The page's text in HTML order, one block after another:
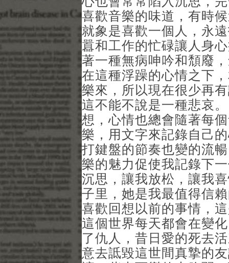
喜歡音樂的味道，有時
就象是喜歡一個人，永
囂和工作的忙碌讓人身
著一種無病呻吟和頹廢
在這種浮躁的心情之下
樂來，所以現在很少再
這不能不說是一種悲哀
想，心情也總會隨著每
樂，用文字來記錄自己
打鍵盤的節奏也變的流
樂的魅力促使我記錄下
沉思，讓我放松，讓我
子里，她是我最值得信
喜歡回想以前的事情，
這個世界每天都會在變
了仇人，昔日愛的死去
意去詆毀這世間真摯的